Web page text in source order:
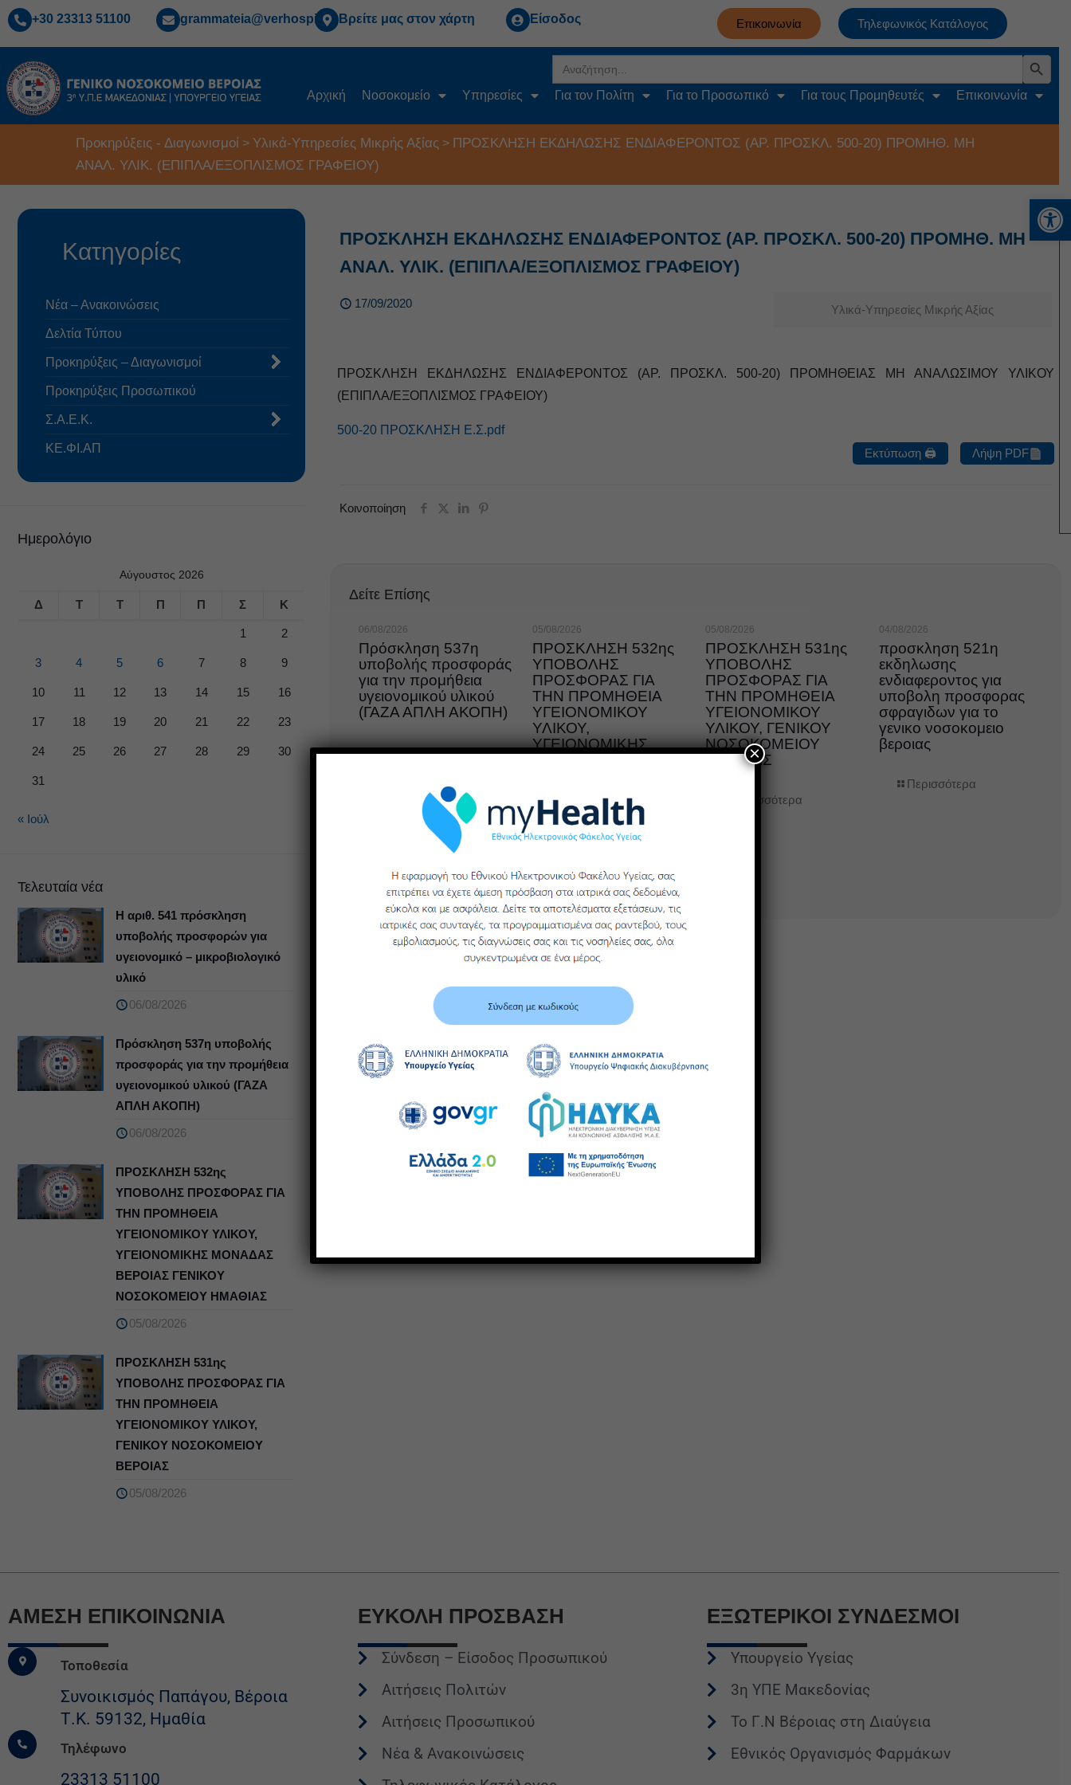
+30 23313 51100 grammateia@verhospi.gr Βρείτε μας στον χάρτη Είσοδος Επικοινωνία Τηλεφωνικός Κατάλογος
for:
Search Button
Αρχική Νοσοκομείο Υπηρεσίες Για τον Πολίτη Για το Προσωπικό Για τους Προμηθευτές Επικοινωνία
Προκηρύξεις - Διαγωνισμοί > Υλικά-Υπηρεσίες Μικρής Αξίας > ΠΡΟΣΚΛΗΣΗ ΕΚΔΗΛΩΣΗΣ ΕΝΔΙΑΦΕΡΟΝΤΟΣ (ΑΡ. ΠΡΟΣΚΛ. 500-20) ΠΡΟΜΗΘ. ΜΗ
ΑΝΑΛ. ΥΛΙΚ. (ΕΠΙΠΛΑ/ΕΞΟΠΛΙΣΜΟΣ ΓΡΑΦΕΙΟΥ)
ΠΡΟΣΚΛΗΣΗ ΕΚΔΗΛΩΣΗΣ ΕΝΔΙΑΦΕΡΟΝΤΟΣ (ΑΡ. ΠΡΟΣΚΛ. 500-20) ΠΡΟΜΗΘ. ΜΗ
ΑΝΑΛ. ΥΛΙΚ. (ΕΠΙΠΛΑ/ΕΞΟΠΛΙΣΜΟΣ ΓΡΑΦΕΙΟΥ)
17/09/2020 Υλικά-Υπηρεσίες Μικρής Αξίας
ΠΡΟΣΚΛΗΣΗ ΕΚΔΗΛΩΣΗΣ ΕΝΔΙΑΦΕΡΟΝΤΟΣ (ΑΡ. ΠΡΟΣΚΛ. 500-20) ΠΡΟΜΗΘΕΙΑΣ ΜΗ ΑΝΑΛΩΣΙΜΟΥ ΥΛΙΚΟΥ
(ΕΠΙΠΛΑ/ΕΞΟΠΛΙΣΜΟΣ ΓΡΑΦΕΙΟΥ)
500-20 ΠΡΟΣΚΛΗΣΗ Ε.Σ.pdf
Εκτύπωση 🖨
Λήψη PDF
Κοινοποίηση
Δείτε Επίσης
06/08/2026
Πρόσκληση 537η
υποβολής προσφοράς
για την προμήθεια
υγειονομικού υλικού
(ΓΑΖΑ ΑΠΛΗ ΑΚΟΠΗ)
Περισσότερα
05/08/2026
ΠΡΟΣΚΛΗΣΗ 532ης
ΥΠΟΒΟΛΗΣ
ΠΡΟΣΦΟΡΑΣ ΓΙΑ
ΤΗΝ ΠΡΟΜΗΘΕΙΑ
ΥΓΕΙΟΝΟΜΙΚΟΥ
ΥΛΙΚΟΥ,
ΥΓΕΙΟΝΟΜΙΚΗΣ
ΗΜΑΘΙΑΣ
05/08/2026
ΠΡΟΣΚΛΗΣΗ 531ης
ΥΠΟΒΟΛΗΣ
ΠΡΟΣΦΟΡΑΣ ΓΙΑ
ΤΗΝ ΠΡΟΜΗΘΕΙΑ
ΥΓΕΙΟΝΟΜΙΚΟΥ
ΥΛΙΚΟΥ, ΓΕΝΙΚΟΥ
ΝΟΣΟΚΟΜΕΙΟΥ
ΒΕΡΟΙΑΣ
Περισσότερα
04/08/2026
προσκληση 521η
εκδηλωσης
ενδιαφεροντος για
υποβολη προσφορας
σφραγιδων για το
γενικο νοσοκομειο
βεροιας
Περισσότερα
Κατηγορίες
Νέα – Ανακοινώσεις
Δελτία Τύπου
Προκηρύξεις – Διαγωνισμοί
Προκηρύξεις Προσωπικού
Σ.Α.Ε.Κ.
ΚΕ.ΦΙ.ΑΠ
Ημερολόγιο
Αύγουστος 2026
Δ Τ Τ Π Π Σ Κ
1 2
3 4 5 6 7 8 9
10 11 12 13 14 15 16
17 18 19 20 21 22 23
24 25 26 27 28 29 30
31
« Ιούλ
Τελευταία νέα
Η αριθ. 541 πρόσκληση
υποβολής προσφορών για
υγειονομικό – μικροβιολογικό
υλικό
06/08/2026
Πρόσκληση 537η υποβολής
προσφοράς για την προμήθεια
υγειονομικού υλικού (ΓΑΖΑ
ΑΠΛΗ ΑΚΟΠΗ)
06/08/2026
ΠΡΟΣΚΛΗΣΗ 532ης
ΥΠΟΒΟΛΗΣ ΠΡΟΣΦΟΡΑΣ ΓΙΑ
ΤΗΝ ΠΡΟΜΗΘΕΙΑ
ΥΓΕΙΟΝΟΜΙΚΟΥ ΥΛΙΚΟΥ,
ΥΓΕΙΟΝΟΜΙΚΗΣ ΜΟΝΑΔΑΣ
ΒΕΡΟΙΑΣ ΓΕΝΙΚΟΥ
ΝΟΣΟΚΟΜΕΙΟΥ ΗΜΑΘΙΑΣ
05/08/2026
ΠΡΟΣΚΛΗΣΗ 531ης
ΥΠΟΒΟΛΗΣ ΠΡΟΣΦΟΡΑΣ ΓΙΑ
ΤΗΝ ΠΡΟΜΗΘΕΙΑ
ΥΓΕΙΟΝΟΜΙΚΟΥ ΥΛΙΚΟΥ,
ΓΕΝΙΚΟΥ ΝΟΣΟΚΟΜΕΙΟΥ
ΒΕΡΟΙΑΣ
05/08/2026
ΆΜΕΣΗ ΕΠΙΚΟΙΝΩΝΙΑ
Τοποθεσία
Συνοικισμός Παπάγου, Βέροια
Τ.Κ. 59132, Ημαθία
Τηλέφωνο
23313 51100
ΕΥΚΟΛΗ ΠΡΟΣΒΑΣΗ
Σύνδεση – Είσοδος Προσωπικού
Αιτήσεις Πολιτών
Αιτήσεις Προσωπικού
Νέα & Ανακοινώσεις
ΕΞΩΤΕΡΙΚΟΙ ΣΥΝΔΕΣΜΟΙ
Υπουργείο Υγείας
3η ΥΠΕ Μακεδονίας
Το Γ.Ν Βέροιας στη Διαύγεια
Εθνικός Οργανισμός Φαρμάκων
×